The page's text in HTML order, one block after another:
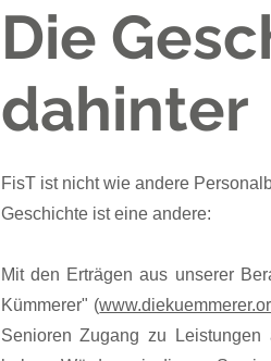
Die
dahinter
FisT ist nicht wie andere
Geschichte ist eine andere:
Mit den Erträgen aus unserer
Kümmerer" (
Senioren Zugang zu